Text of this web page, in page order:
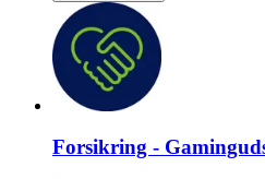
Forsikring -